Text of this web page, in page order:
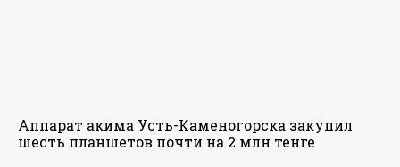
Аппарат акима Усть-Каменогорска закупил
шесть планшетов почти на 2 млн тенге